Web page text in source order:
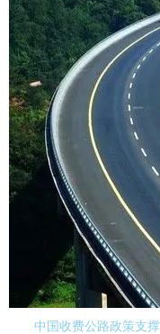
中国收费公路政策支